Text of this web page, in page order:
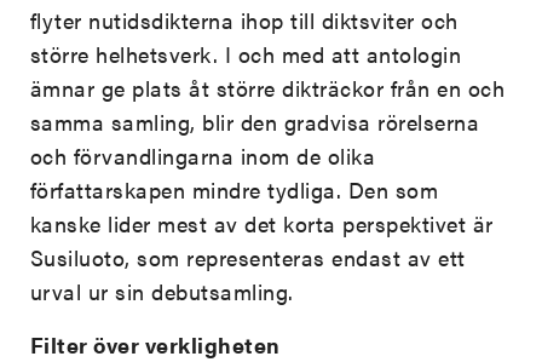
flyter nutidsdikterna ihop till diktsviter och
större helhetsverk. I och med att antologin
ämnar ge plats åt större dikträckor från en och
samma samling, blir den gradvisa rörelserna
och förvandlingarna inom de olika
författarskapen mindre tydliga. Den som
kanske lider mest av det korta perspektivet är
Susiluoto, som representeras endast av ett
urval ur sin debutsamling.
Filter över verkligheten